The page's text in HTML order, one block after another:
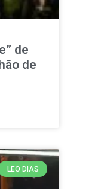
de
de
LEO DIAS